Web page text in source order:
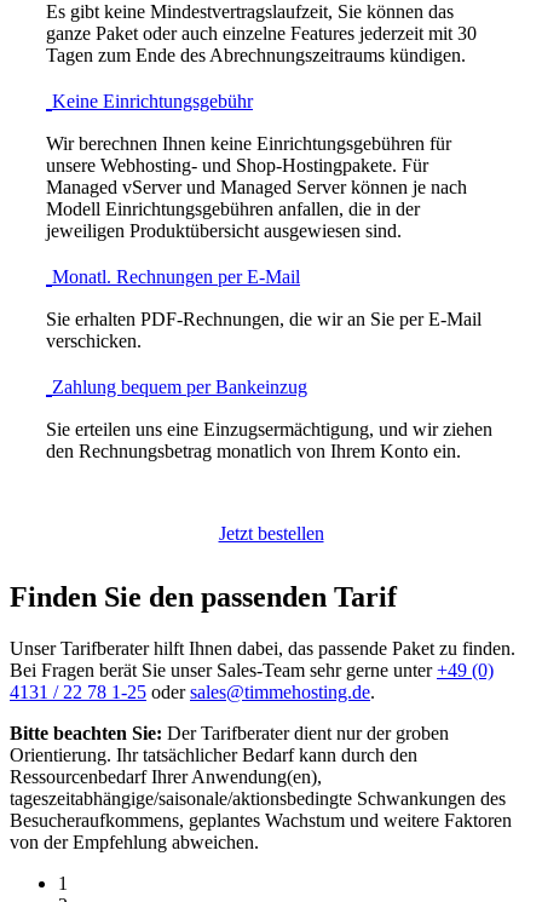
Es gibt keine Mindestvertragslaufzeit, Sie können das
ganze Paket oder auch einzelne Features jederzeit mit 30
Tagen zum Ende des Abrechnungszeitraums kündigen.
Keine Einrichtungsgebühr
Wir berechnen Ihnen keine Einrichtungsgebühren für
unsere Webhosting- und Shop-Hostingpakete. Für
Managed vServer und Managed Server können je nach
Modell Einrichtungsgebühren anfallen, die in der
jeweiligen Produktübersicht ausgewiesen sind.
Monatl. Rechnungen per E-Mail
Sie erhalten PDF-Rechnungen, die wir an Sie per E-Mail
verschicken.
Zahlung bequem per Bankeinzug
Sie erteilen uns eine Einzugsermächtigung, und wir ziehen
den Rechnungsbetrag monatlich von Ihrem Konto ein.
Jetzt bestellen
Finden Sie den passenden Tarif
Unser Tarifberater hilft Ihnen dabei, das passende Paket zu finden.
Bei Fragen berät Sie unser Sales-Team sehr gerne unter+49 (0)
4131 / 22 78 1-25 odersales@timmehosting.de.
Bitte beachten Sie: Der Tarifberater dient nur der groben
Orientierung. Ihr tatsächlicher Bedarf kann durch den
Ressourcenbedarf Ihrer Anwendung(en),
tageszeitabhängige/saisonale/aktionsbedingte Schwankungen des
Besucheraufkommens, geplantes Wachstum und weitere Faktoren
von der Empfehlung abweichen.
1